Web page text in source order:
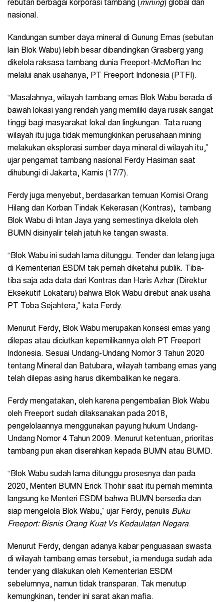
rebutan berbagai korporasi tambang (mining) global dan
nasional.
Kandungan sumber daya mineral di Gunung Emas (sebutan
lain Blok Wabu) lebih besar dibandingkan Grasberg yang
dikelola raksasa tambang dunia Freeport-McMoRan Inc
melalui anak usahanya, PT Freeport Indonesia (PTFI).
“Masalahnya, wilayah tambang emas Blok Wabu berada di
bawah lokasi yang rendah yang memiliki daya rusak sangat
tinggi bagi masyarakat lokal dan lingkungan. Tata ruang
wilayah itu juga tidak memungkinkan perusahaan mining
melakukan eksplorasi sumber daya mineral di wilayah itu,”
ujar pengamat tambang nasional Ferdy Hasiman saat
dihubungi di Jakarta, Kamis (17/7).
Ferdy juga menyebut, berdasarkan temuan Komisi Orang
Hilang dan Korban Tindak Kekerasan (Kontras), tambang
Blok Wabu di Intan Jaya yang semestinya dikelola oleh
BUMN disinyalir telah jatuh ke tangan swasta.
“Blok Wabu ini sudah lama ditunggu. Tender dan lelang juga
di Kementerian ESDM tak pernah diketahui publik. Tiba-
tiba saja ada data dari Kontras dan Haris Azhar (Direktur
Eksekutif Lokataru) bahwa Blok Wabu direbut anak usaha
PT Toba Sejahtera,” kata Ferdy.
Menurut Ferdy, Blok Wabu merupakan konsesi emas yang
dilepas atau diciutkan kepemilikannya oleh PT Freeport
Indonesia. Sesuai Undang-Undang Nomor 3 Tahun 2020
tentang Mineral dan Batubara, wilayah tambang emas yang
telah dilepas asing harus dikembalikan ke negara.
Ferdy mengatakan, oleh karena pengembalian Blok Wabu
oleh Freeport sudah dilaksanakan pada 2018,
pengelolaannya menggunakan payung hukum Undang-
Undang Nomor 4 Tahun 2009. Menurut ketentuan, prioritas
tambang pun akan diserahkan kepada BUMN atau BUMD.
“Blok Wabu sudah lama ditunggu prosesnya dan pada
2020, Menteri BUMN Erick Thohir saat itu pernah meminta
langsung ke Menteri ESDM bahwa BUMN bersedia dan
siap mengelola Blok Wabu,” ujar Ferdy, penulis Buku
Freeport: Bisnis Orang Kuat Vs Kedaulatan Negara.
Menurut Ferdy, dengan adanya kabar penguasaan swasta
di wilayah tambang emas tersebut, ia menduga sudah ada
tender yang dilakukan oleh Kementerian ESDM
sebelumnya, namun tidak transparan. Tak menutup
kemungkinan, tender ini sarat akan mafia.